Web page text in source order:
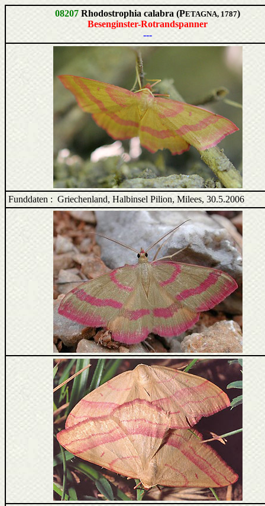
08207 Rhodostrophia calabra (PETAGNA, 1787)
Besenginster-Rotrandspanner
---
Funddaten : Griechenland, Halbinsel Pilion, Milees, 30.5.2006